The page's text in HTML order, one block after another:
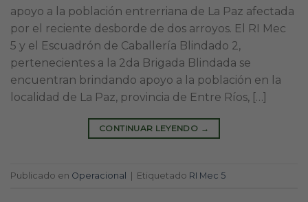
apoyo a la población entrerriana de La Paz afectada
por el reciente desborde de dos arroyos. El RI Mec
5 y el Escuadrón de Caballería Blindado 2,
pertenecientes a la 2da Brigada Blindada se
encuentran brindando apoyo a la población en la
localidad de La Paz, provincia de Entre Ríos, […]
CONTINUAR LEYENDO →
Publicado en Operacional | Etiquetado RI Mec 5